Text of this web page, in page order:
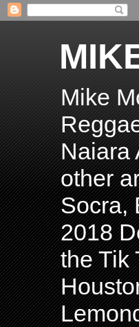
Mike
Naiara
other
Socra,
2018
the Tik